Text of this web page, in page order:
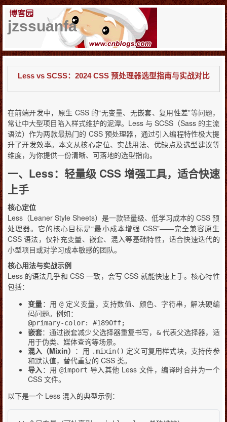
jzssuanfa
Less vs SCSS：2024 CSS 预处理器选型指南与实战对比
在前端开发中，原生 CSS 的“无变量、无嵌套、复用性差”等问题，
常让中大型项目陷入样式维护的泥潭。Less 与 SCSS（Sass 的主流
语法）作为两款最热门的 CSS 预处理器，通过引入编程特性极大提
升了开发效率。本文从核心定位、实战用法、优缺点及选型建议等
维度，为你提供一份清晰、可落地的选型指南。
一、Less：轻量级 CSS 增强工具，适合快速
上手
核心定位
Less（Leaner Style Sheets）是一款轻量级、低学习成本的 CSS 预
处理器。它的核心目标是“最小成本增强 CSS”——完全兼容原生
CSS 语法，仅补充变量、嵌套、混入等基础特性，适合快速迭代的
小型项目或对学习成本敏感的团队。
核心用法与实战示例
Less 的语法几乎和 CSS 一致，会写 CSS 就能快速上手。核心特性
包括：
变量：用 @ 定义变量，支持数值、颜色、字符串，解决硬编
码问题。例如：
@primary-color: #1890ff;
嵌套：通过嵌套减少父选择器重复书写， &代表父选择器，适
用于伪类、媒体查询等场景。
混入（Mixin） ：用 .mixin() 定义可复用样式块，支持传参
和默认值，替代重复的 CSS 类。
导入：用 @import 导入其他 Less 文件，编译时合并为一个
CSS 文件。
以下是一个 Less 混入的典型示例：